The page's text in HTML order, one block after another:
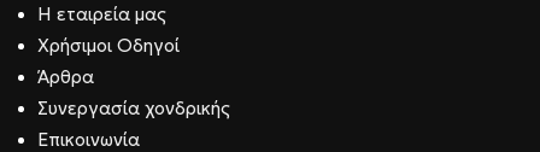
Η εταιρεία μας
Χρήσιμοι Οδηγοί
Άρθρα
Συνεργασία χονδρικής
Επικοινωνία